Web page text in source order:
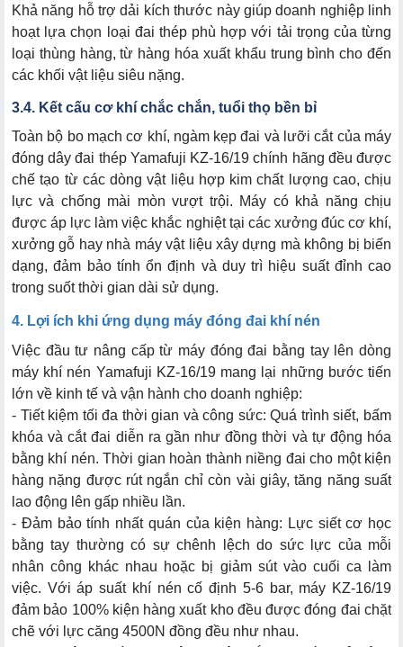
Khả năng hỗ trợ dải kích thước này giúp doanh nghiệp linh
hoạt lựa chọn loại đai thép phù hợp với tải trọng của từng
loại thùng hàng, từ hàng hóa xuất khẩu trung bình cho đến
các khối vật liệu siêu nặng.
3.4. Kết cấu cơ khí chắc chắn, tuổi thọ bền bỉ
Toàn bộ bo mạch cơ khí, ngàm kẹp đai và lưỡi cắt của máy
đóng dây đai thép Yamafuji KZ-16/19 chính hãng đều được
chế tạo từ các dòng vật liệu hợp kim chất lượng cao, chịu
lực và chống mài mòn vượt trội. Máy có khả năng chịu
được áp lực làm việc khắc nghiệt tại các xưởng đúc cơ khí,
xưởng gỗ hay nhà máy vật liệu xây dựng mà không bị biến
dạng, đảm bảo tính ổn định và duy trì hiệu suất đỉnh cao
trong suốt thời gian dài sử dụng.
4. Lợi ích khi ứng dụng máy đóng đai khí nén
Việc đầu tư nâng cấp từ máy đóng đai bằng tay lên dòng
máy khí nén Yamafuji KZ-16/19 mang lại những bước tiến
lớn về kinh tế và vận hành cho doanh nghiệp:
- Tiết kiệm tối đa thời gian và công sức: Quá trình siết, bấm
khóa và cắt đai diễn ra gần như đồng thời và tự động hóa
bằng khí nén. Thời gian hoàn thành niềng đai cho một kiện
hàng nặng được rút ngắn chỉ còn vài giây, tăng năng suất
lao động lên gấp nhiều lần.
- Đảm bảo tính nhất quán của kiện hàng: Lực siết cơ học
bằng tay thường có sự chênh lệch do sức lực của mỗi
nhân công khác nhau hoặc bị giảm sút vào cuối ca làm
việc. Với áp suất khí nén cố định 5-6 bar, máy KZ-16/19
đảm bảo 100% kiện hàng xuất kho đều được đóng đai chặt
chẽ với lực căng 4500N đồng đều như nhau.